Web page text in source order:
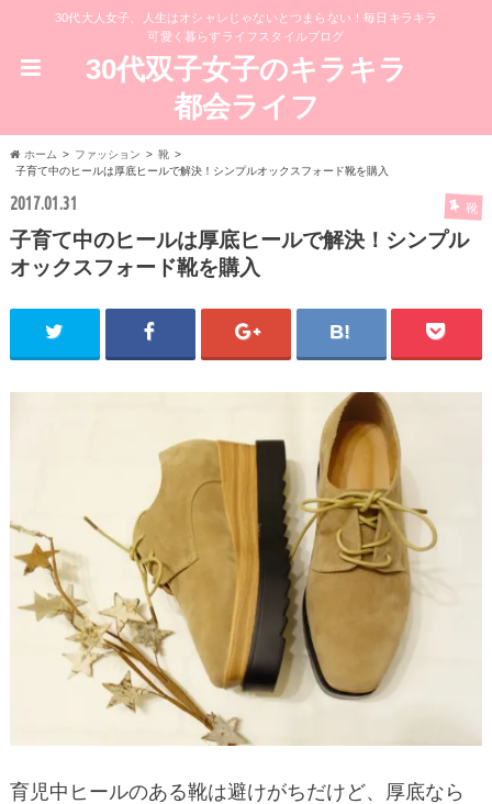
30代大人女子、人生はオシャレじゃないとつまらない！毎日キラキラ
可愛く暮らすライフスタイルブログ
30代双子女子のキラキラ
都会ライフ
ホーム ファッション
靴
子育て中のヒールは厚底ヒールで解決！シンプルオックスフォード靴を購入
2017.01.31 靴
子育て中のヒールは厚底ヒールで解決！シンプル
オックスフォード靴を購入
育児中ヒールのある靴は避けがちだけど、厚底なら